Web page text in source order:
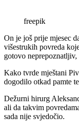
freepik
On je još prije mjesec
višestrukih povreda
gotovo neprepoznatljiv,
Kako tvrde mještani
dogodilo otkad pamte
Dežurni hirurg
ali da takvim
sada nije svjedočio.